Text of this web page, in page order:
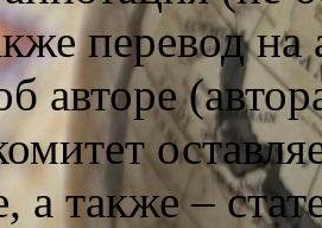
перевод на
авторе
а также –